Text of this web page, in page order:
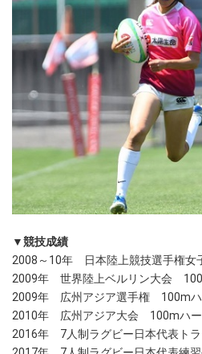
▼競技成績
2008～10年 日本陸上競技選手権
2009年 世界陸上ベルリン大会
2009年 広州アジア選手権 100mハ
2010年 広州アジア大会 100mハー
2016年 7人制ラグビー日本代表ト